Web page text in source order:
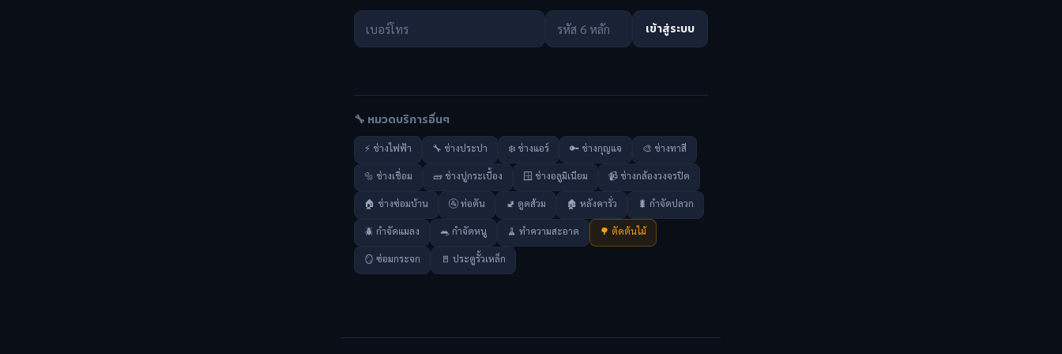
เข้าสู่ระบบ
🔧 หมวดบริการอื่นๆ
⚡ ช่างไฟฟ้า 🔧 ช่างประปา ❄️ ช่างแอร์ 🔑 ช่างกุญแจ 🎨 ช่างทาสี
🔩 ช่างเชื่อม 🧱 ช่างปูกระเบื้อง 🪟 ช่างอลูมิเนียม 📹 ช่างกล้องวงจรปิด
🏠 ช่างซ่อมบ้าน 🚰 ท่อตัน 🚽 ดูดส้วม 🏚️ หลังคารั่ว 🐛 กำจัดปลวก
🪲 กำจัดแมลง 🐀 กำจัดหนู 🧹 ทำความสะอาด 🌳 ตัดต้นไม้
🪞 ซ่อมกระจก 🚪 ประตูรั้วเหล็ก